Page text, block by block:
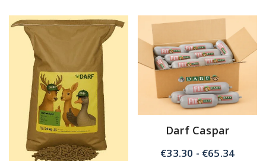
meerdere
variaties.
Deze
optie
kan
gekozen
worden
op
de
productpagina
Darf Caspar
€33.30 - €65.34